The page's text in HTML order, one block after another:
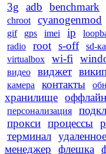
3g
adb benchmark
chroot
cyanogenmod
gif gps imei ip
radio
root s-off sd-
virtualbox wi-fi
видео виджет
камера контакты
хранилище оффлайн
персонализация
прокси процессы
терминал
менеджер
флешка